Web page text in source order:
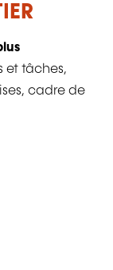
et tâches,
cadre de